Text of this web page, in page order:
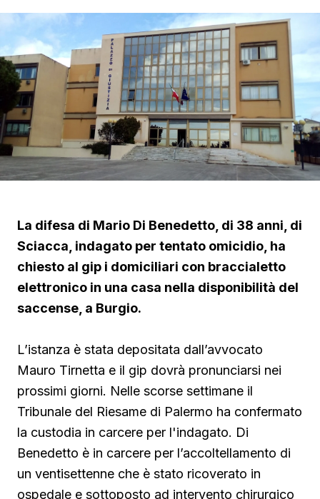
La difesa di Mario Di Benedetto, di 38 anni, di
Sciacca, indagato per tentato omicidio, ha
chiesto al gip i domiciliari con braccialetto
elettronico in una casa nella disponibilità del
saccense, a Burgio.
L’istanza è stata depositata dall’avvocato
Mauro Tirnetta e il gip dovrà pronunciarsi nei
prossimi giorni. Nelle scorse settimane il
Tribunale del Riesame di Palermo ha confermato
la custodia in carcere per l'indagato. Di
Benedetto è in carcere per l’accoltellamento di
un ventisettenne che è stato ricoverato in
ospedale e sottoposto ad intervento chirurgico